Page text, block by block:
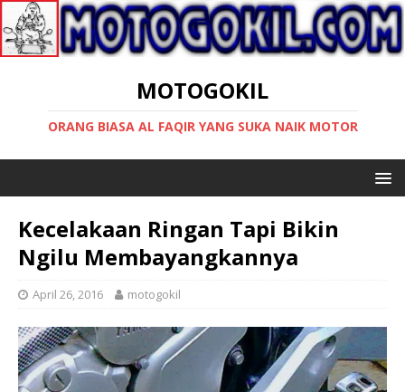
MOTOGOKIL
ORANG BIASA AL FAQIR YANG SUKA NAIK MOTOR
Kecelakaan Ringan Tapi Bikin
Ngilu Membayangkannya
April 26, 2016 motogokil